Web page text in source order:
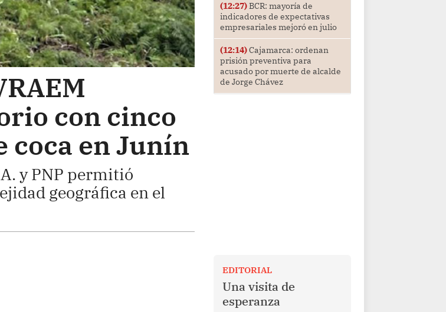
con cinco
coca en Junín
y PNP permitió
geográfica en el
(12:27)BCR: mayoría de
indicadores de expectativas
empresariales mejoró en julio
(12:14)Cajamarca: ordenan
prisión preventiva para
acusado por muerte de alcalde
de Jorge Chávez
EDITORIAL
Una visita de
esperanza